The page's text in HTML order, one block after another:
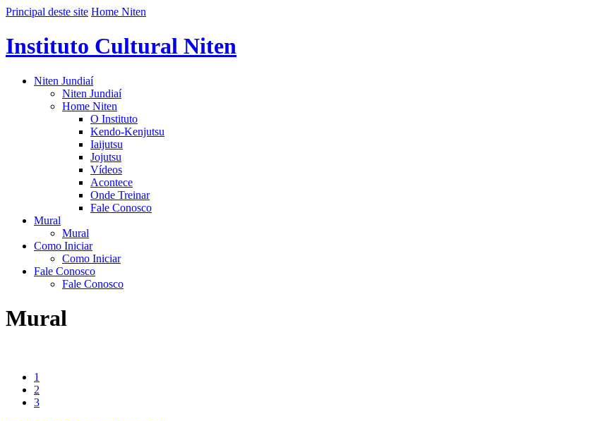
Principal deste site Home Niten
Instituto Cultural Niten
Niten Jundiaí
Niten Jundiaí
Home Niten
O Instituto
Kendo-Kenjutsu
Iaijutsu
Jojutsu
Vídeos
Acontece
Onde Treinar
Fale Conosco
Mural
Mural
Como Iniciar
Como Iniciar
Fale Conosco
Fale Conosco
Mural
1
2
3